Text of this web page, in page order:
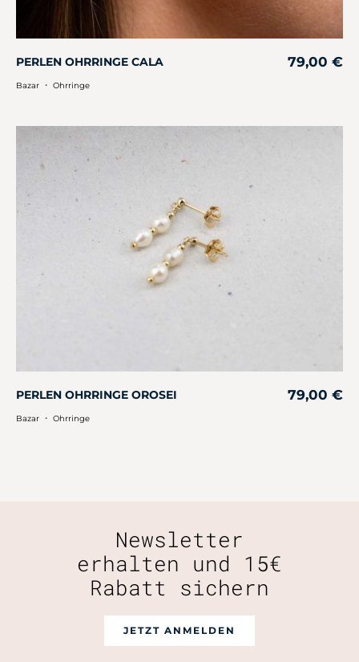
PERLEN OHRRINGE CALA 79,00 €
Bazar ・ Ohrringe
PERLEN OHRRINGE OROSEI 79,00 €
Bazar ・ Ohrringe
Newsletter
erhalten und 15€
Rabatt sichern
JETZT ANMELDEN